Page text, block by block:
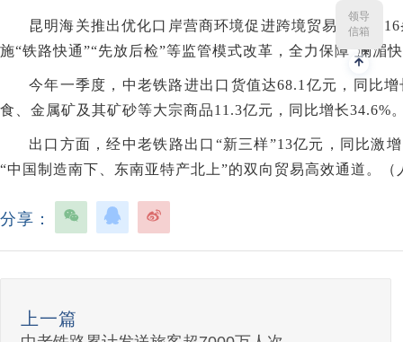
领导
信箱
昆明海关推出优化口岸营商环境促进跨境贸易便利化
施“铁路快通”“先放后检”等监管模式改革，全力保障“澜湄
今年一季度，中老铁路进出口货值达68.1亿元，同比
食、金属矿及其矿砂等大宗商品11.3亿元，同比增长34.6%
出口方面，经中老铁路出口“新三样”13亿元，同比激
“中国制造南下、东南亚特产北上”的双向贸易高效通道。（
分享：
上一篇